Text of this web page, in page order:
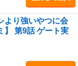
より強いやつに会
】 第9話 ゲート実